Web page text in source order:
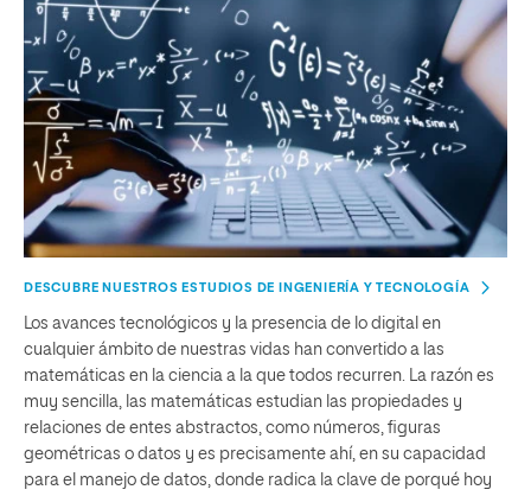
DESCUBRE NUESTROS ESTUDIOS DE INGENIERÍA Y TECNOLOGÍA
Los avances tecnológicos y la presencia de lo digital en
cualquier ámbito de nuestras vidas han convertido a las
matemáticas en la ciencia a la que todos recurren. La razón es
muy sencilla, las matemáticas estudian las propiedades y
relaciones de entes abstractos, como números, figuras
geométricas o datos y es precisamente ahí, en su capacidad
para el manejo de datos, donde radica la clave de porqué hoy